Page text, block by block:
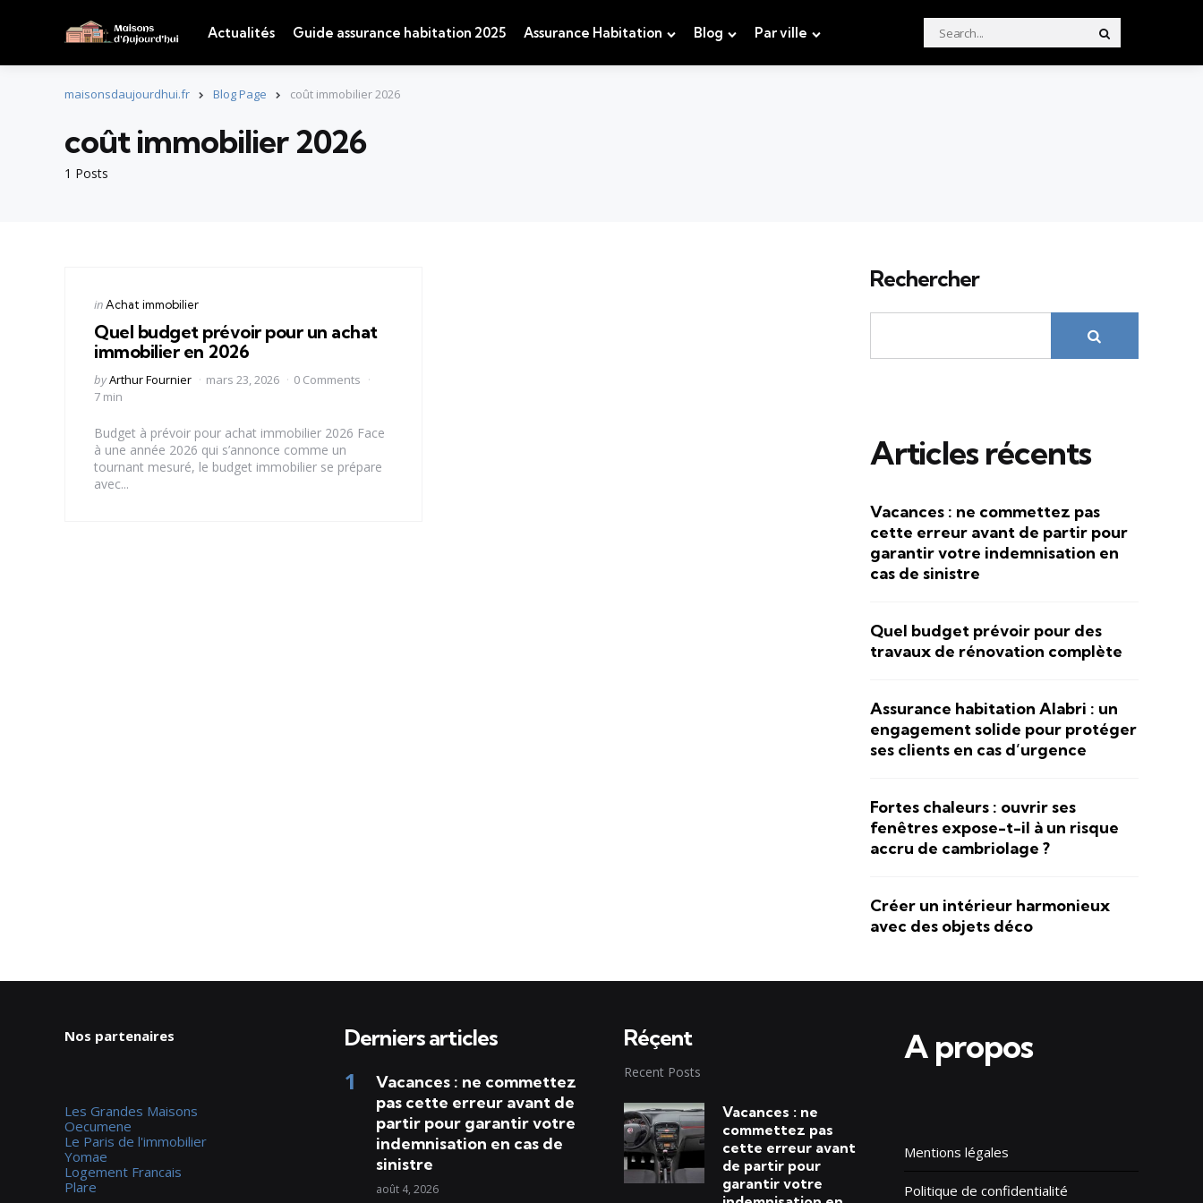
Actualités Guide assurance habitation 2025 Assurance Habitation Blog Par ville
Search
for:
maisonsdaujourdhui.fr Blog Page coût immobilier 2026
1 Posts
coût immobilier 2026
Categories
Posted
inAchat immobilier
Quel budget prévoir pour un achat
immobilier en 2026
Posted
by
byArthur Fournier mars 23, 2026
0 Comments
7 min
Budget à prévoir pour achat immobilier 2026 Face
à une année 2026 qui s’annonce comme un
tournant mesuré, le budget immobilier se prépare
avec...
Rechercher
Articles récents
Vacances : ne commettez pas
cette erreur avant de partir pour
garantir votre indemnisation en
cas de sinistre
Quel budget prévoir pour des
travaux de rénovation complète
Assurance habitation Alabri : un
engagement solide pour protéger
ses clients en cas d’urgence
Fortes chaleurs : ouvrir ses
fenêtres expose-t-il à un risque
accru de cambriolage ?
Créer un intérieur harmonieux
avec des objets déco
Nos partenaires
Les Grandes Maisons
Oecumene
Le Paris de l'immobilier
Yomae
Logement Francais
Plare
Derniers articles
Vacances : ne commettez
pas cette erreur avant de
partir pour garantir votre
indemnisation en cas de
sinistre
août 4, 2026
Réçent
Recent Posts
Vacances : ne
commettez pas
cette erreur avant
de partir pour
garantir votre
A propos
Mentions légales
Politique de confidentialité